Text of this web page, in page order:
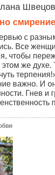
с
Все
чтобы
же
важно. И
Гнев и